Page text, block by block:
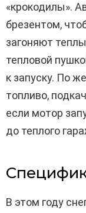
«крокодилы».
брезентом,
загоняют
тепловой
к запуску. По
топливо,
если мотор
до теплого
В этом году